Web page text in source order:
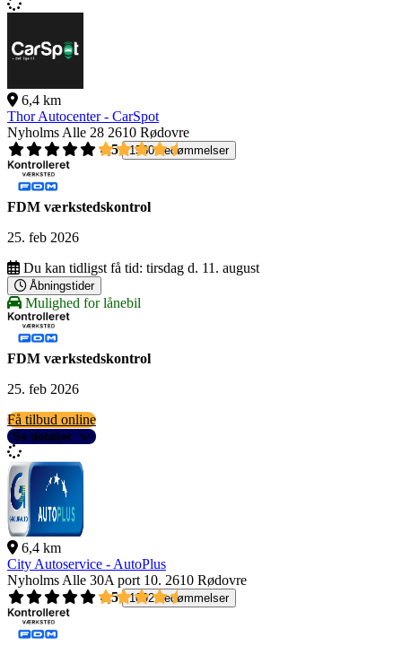
6,4 km
Thor Autocenter - CarSpot
Nyholms Alle 28 2610 Rødovre
4,5
1560 bedømmelser
FDM værkstedskontrol
25. feb 2026
Du kan tidligst få tid: tirsdag d. 11. august
Åbningstider
Mulighed for lånebil
FDM værkstedskontrol
25. feb 2026
Få tilbud online
Se detaljer
6,4 km
City Autoservice - AutoPlus
Nyholms Alle 30A port 10. 2610 Rødovre
4,5
1092 bedømmelser